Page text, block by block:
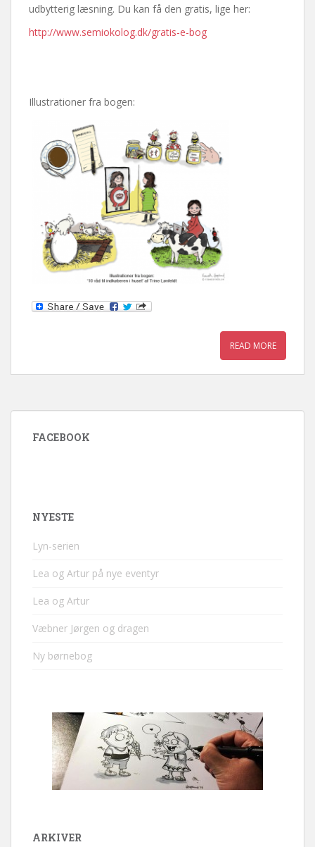
udbytterig læsning. Du kan få den gratis, lige her:
http://www.semiokolog.dk/gratis-e-bog
Illustrationer fra bogen:
READ MORE
FACEBOOK
NYESTE
Lyn-serien
Lea og Artur på nye eventyr
Lea og Artur
Væbner Jørgen og dragen
Ny børnebog
ARKIVER